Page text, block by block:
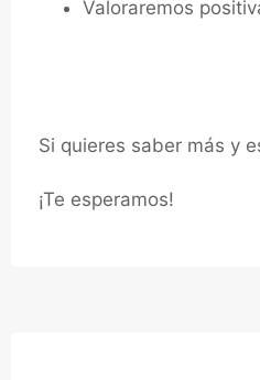
Valoraremos
Si quieres saber más y
¡Te esperamos!